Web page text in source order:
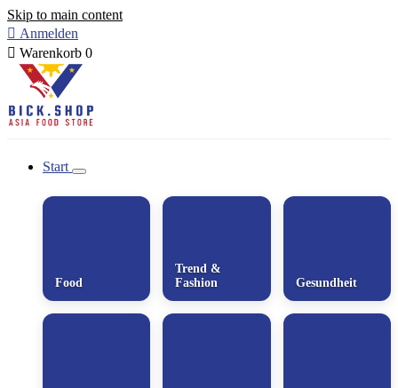
Skip to main content
 Anmelden
 Warenkorb 0
Start
Food
Trend &
Fashion
Gesundheit